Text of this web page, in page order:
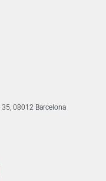
08012 Barcelona